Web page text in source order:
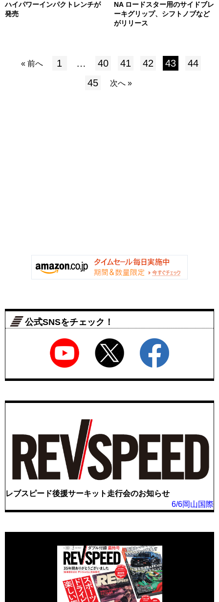
ハイパワーインパクトレンチが
発売
NA ロードスター用のサイドブレ
ーキグリップ、シフトノブなど
がリリース
« 前へ 1 … 40 41 42 43
44
45
次へ »
公式SNSをチェック！
レブスピード後援サーキット走行会のお知らせ
6/6岡山国際